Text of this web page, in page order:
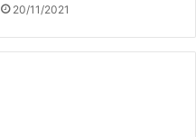
20/11/2021